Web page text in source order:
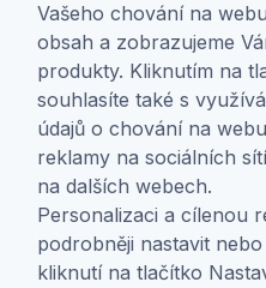
Zákaznická péče
Doprava a platba
Obchodní podmínky
Ochrana osobních údajů
Nastavení soukromí
O nás
Vašeho chování na
obsah a zobrazujeme
produkty. Kliknutím na
souhlasíte také s
údajů o chování na
reklamy na sociálních
na dalších webech.
Personalizaci a cílenou
podrobněji nastavit
kliknutí na tlačítko